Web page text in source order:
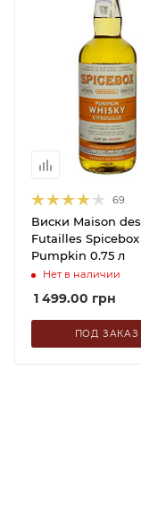
69
Виски Maison des
Futailles Spicebox
Pumpkin 0.75 л
Нет в наличии
1 499.00 грн
ПОД ЗАКАЗ